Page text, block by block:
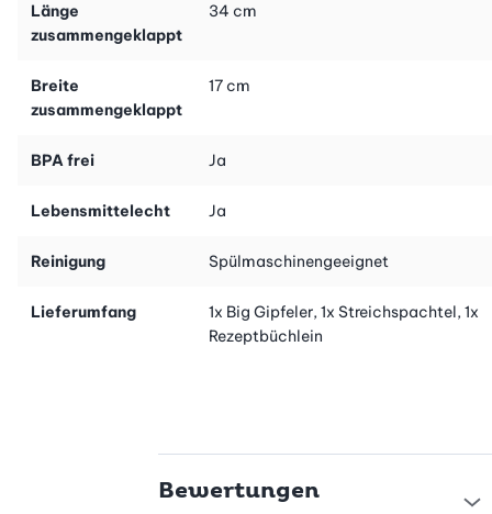
Länge
zusammengeklappt
34 cm
Breite
zusammengeklappt
17 cm
BPA frei Ja
Lebensmittelecht Ja
Reinigung Spülmaschinengeeignet
Lieferumfang
1x Big Gipfeler, 1x Streichspachtel, 1x
Rezeptbüchlein
Bewertungen